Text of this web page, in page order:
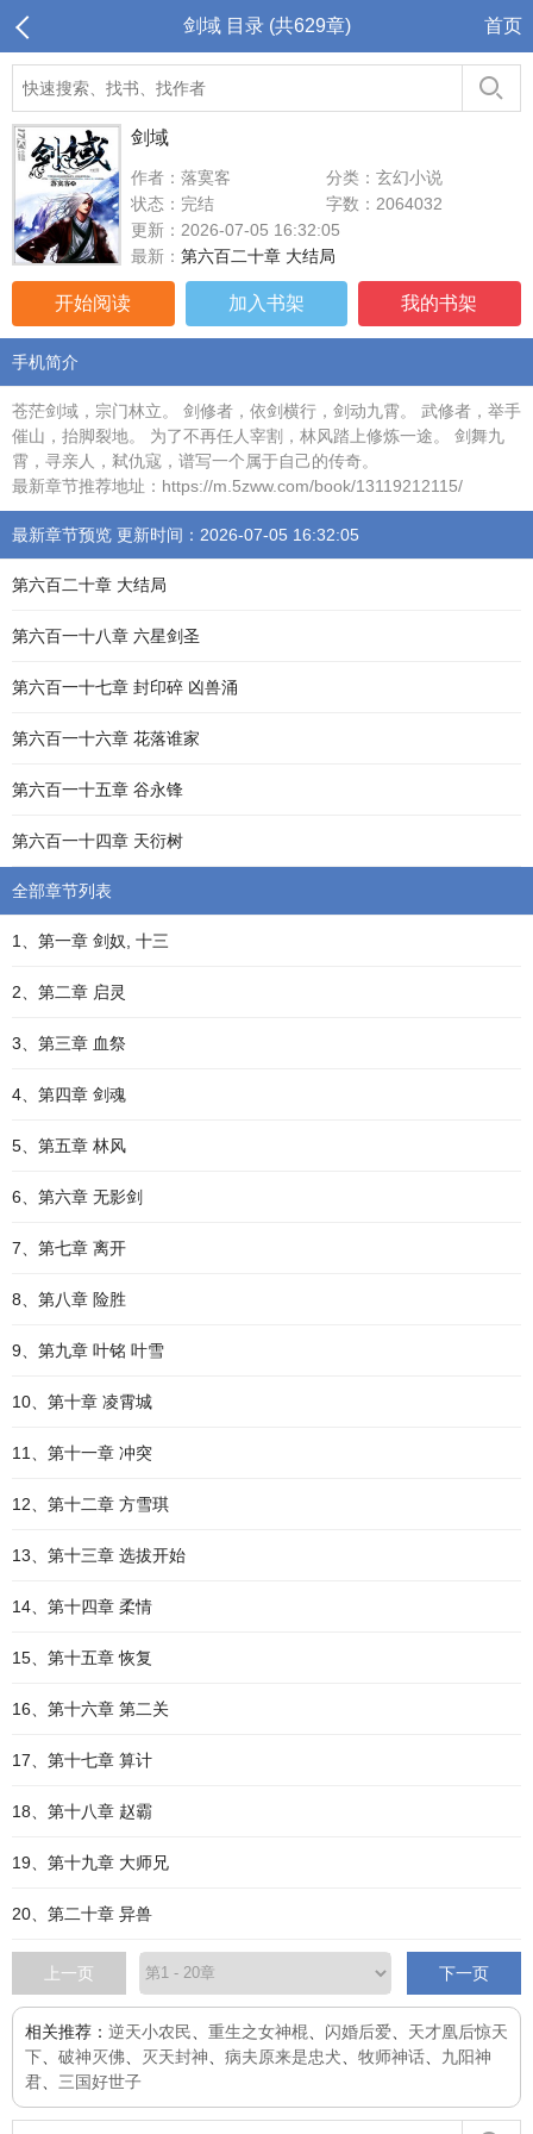
剑域 目录 (共629章) 首页
剑域
作者：落寞客
分类：玄幻小说
状态：完结
字数：2064032
更新：2026-07-05 16:32:05
最新： 第六百二十章 大结局
开始阅读 加入书架 我的书架
手机简介
苍茫剑域，宗门林立。 剑修者，依剑横行，剑动九霄。 武修者，举手
催山，抬脚裂地。 为了不再任人宰割，林风踏上修炼一途。 剑舞九
霄，寻亲人，弒仇寇，谱写一个属于自己的传奇。
最新章节推荐地址：https://m.5zww.com/book/13119212115/
最新章节预览 更新时间：2026-07-05 16:32:05
第六百二十章 大结局
第六百一十八章 六星剑圣
第六百一十七章 封印碎 凶兽涌
第六百一十六章 花落谁家
第六百一十五章 谷永锋
第六百一十四章 天衍树
全部章节列表
1、第一章 剑奴, 十三
2、第二章 启灵
3、第三章 血祭
4、第四章 剑魂
5、第五章 林风
6、第六章 无影剑
7、第七章 离开
8、第八章 险胜
9、第九章 叶铭 叶雪
10、第十章 凌霄城
11、第十一章 冲突
12、第十二章 方雪琪
13、第十三章 选拔开始
14、第十四章 柔情
15、第十五章 恢复
16、第十六章 第二关
17、第十七章 算计
18、第十八章 赵霸
19、第十九章 大师兄
20、第二十章 异兽
上一页 下一页
相关推荐： 逆天小农民 重生之女神棍 闪婚后爱
天才凰后惊天
下
破神灭佛 灭天封神 病夫原来是忠犬 牧师神话
九阳神
君
三国好世子